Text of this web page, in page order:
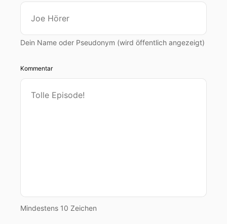
Dein Name oder Pseudonym (wird öffentlich angezeigt)
Kommentar
Mindestens 10 Zeichen